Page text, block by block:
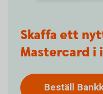
Skaffa ett
Mastercard i
Beställ